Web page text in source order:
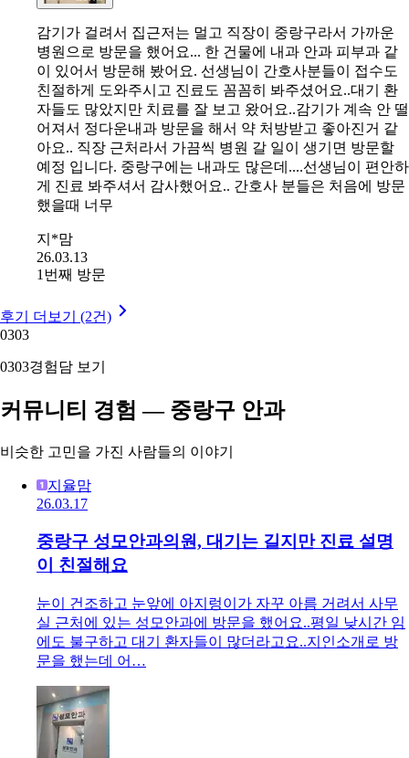
감기가 걸려서 집근저는 멀고 직장이 중랑구라서 가까운
병원으로 방문을 했어요... 한 건물에 내과 안과 피부과 같
이 있어서 방문해 봤어요. 선생님이 간호사분들이 접수도
친절하게 도와주시고 진료도 꼼꼼히 봐주셨어요..대기 환
자들도 많았지만 치료를 잘 보고 왔어요..감기가 계속 안 떨
어져서 정다운내과 방문을 해서 약 처방받고 좋아진거 같
아요.. 직장 근처라서 가끔씩 병원 갈 일이 생기면 방문할
예정 입니다. 중랑구에는 내과도 많은데....선생님이 편안하
게 진료 봐주셔서 감사했어요.. 간호사 분들은 처음에 방문
했을때 너무
지*맘
26.03.13
1번째 방문
후기 더보기 (2건)
0303
0303경험담 보기
커뮤니티 경험 — 중랑구 안과
비슷한 고민을 가진 사람들의 이야기
지율맘
26.03.17
중랑구 성모안과의원, 대기는 길지만 진료 설명
이 친절해요
눈이 건조하고 눈앞에 아지렁이가 자꾸 아름 거려서 사무
실 근처에 있는 성모안과에 방문을 했어요..평일 낮시간 임
에도 불구하고 대기 환자들이 많더라고요..지인소개로 방
문을 했는데 어…